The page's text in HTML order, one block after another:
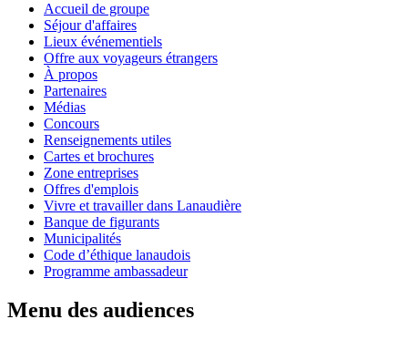
Accueil de groupe
Séjour d'affaires
Lieux événementiels
Offre aux voyageurs étrangers
À propos
Partenaires
Médias
Concours
Renseignements utiles
Cartes et brochures
Zone entreprises
Offres d'emplois
Vivre et travailler dans Lanaudière
Banque de figurants
Municipalités
Code d’éthique lanaudois
Programme ambassadeur
Menu des audiences